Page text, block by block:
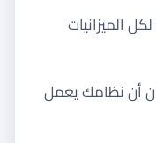
الميزانيات
أن نظامك يعمل